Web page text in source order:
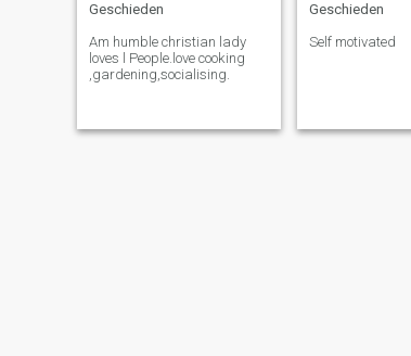
Geschieden
Am humble christian lady
loves l People.love cooking
,gardening,socialising.
Geschieden
Self motivated